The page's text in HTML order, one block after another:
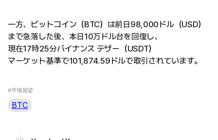
一方、ビットコイン（BTC）は前日98,000ドル（USD）
まで急落した後、本日10万ドル台を回復し、
現在17時25分バイナンス テザー（USDT）
マーケット基準で101,874.59ドルで取引されています。
#市場展望
BTC